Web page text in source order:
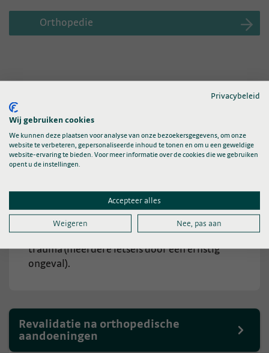
Orthopedie
Multi-trauma
Het Revalidatiecentrum van de Sint
Maartenskliniek heeft een team van
specialisten voor u klaar staan om u zo
optimaal mogelijk te begeleiden bij multi-
trauma (meerdere letsels door een ernstig
ongeval).
Revalidatie na orthopedische
aandoeningen
Privacybeleid
Wij gebruiken cookies
We kunnen deze plaatsen voor analyse van onze bezoekersgegevens, om onze
website te verbeteren, gepersonaliseerde inhoud te tonen en om u een geweldige
website-ervaring te bieden. Voor meer informatie over de cookies die we gebruiken
opent u de instellingen.
Accepteer alles
Weigeren Nee, pas aan